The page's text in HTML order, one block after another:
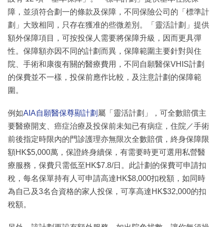
障，並須符合劃一的條款及保障，不同保險公司的「標準計
劃」大致相同，只存在獲准的些微差別。「靈活計劃」提供
額外保障項目，可按投保人需要將保障升級，因而更具彈
性。保障額亦因不同的計劃而異，保障範圍主要針對與住
院、手術和康復有關的醫療費用，不同自願醫保VHIS計劃
的保費並不一樣，投保前應作比較，及注意計劃的保障範
圍。
例如AIA自願醫保尊顯計劃 屬「靈活計劃」，可全數賠償主
要醫療開支、癌症治療及投保前未知已有病症，住院／手術
前後指定時限內的門診護理亦無限次全數賠償，終身保障限
額HK$5,000萬，保證終身續保，有需要時更可選用私營醫
療服務，保費只需低至HK$7.8/日。此計劃的保費可申請扣
稅，每名保單持有人可申請高達HK$8,000扣稅額，如同時
為自己及3名合資格的家人投保，可享高達HK$32,000的扣
稅額。